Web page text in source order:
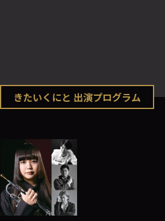
きたいくにと 出演プログラム